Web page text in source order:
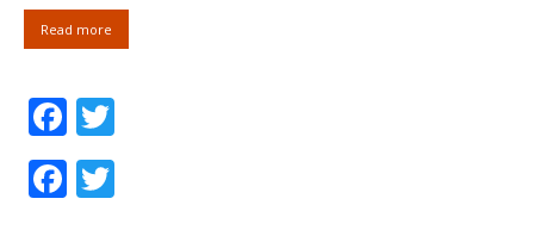
Read more
Facebook
Facebook